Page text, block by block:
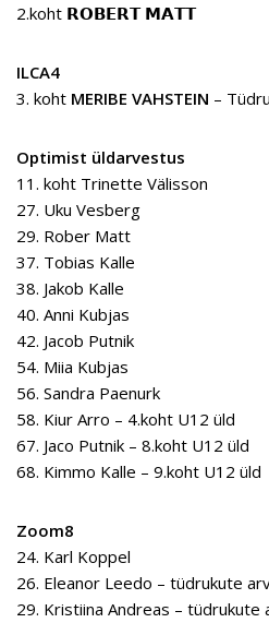
2.koht 𝗥𝗢𝗕𝗘𝗥𝗧 𝗠𝗔𝗧𝗧
ILCA4
3. koht MERIBE VAHSTEIN –
Optimist üldarvestus
11. koht Trinette Välisson
27. Uku Vesberg
29. Rober Matt
37. Tobias Kalle
38. Jakob Kalle
40. Anni Kubjas
42. Jacob Putnik
54. Miia Kubjas
56. Sandra Paenurk
58. Kiur Arro – 4.koht U12 üld
67. Jaco Putnik – 8.koht U12 üld
68. Kimmo Kalle – 9.koht U12 üld
Zoom8
24. Karl Koppel
26. Eleanor Leedo – tüdrukute
29. Kristiina Andreas –